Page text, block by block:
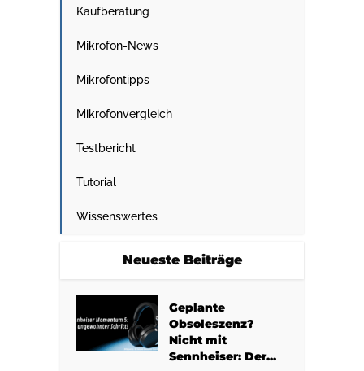
Kaufberatung
Mikrofon-News
Mikrofontipps
Mikrofonvergleich
Testbericht
Tutorial
Wissenswertes
Neueste Beiträge
Geplante
Obsoleszenz?
Nicht mit
Sennheiser: Der...